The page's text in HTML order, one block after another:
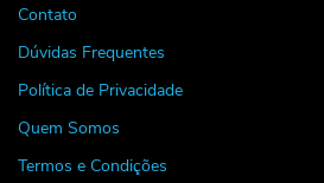
Contato
Dúvidas Frequentes
Política de Privacidade
Quem Somos
Termos e Condições